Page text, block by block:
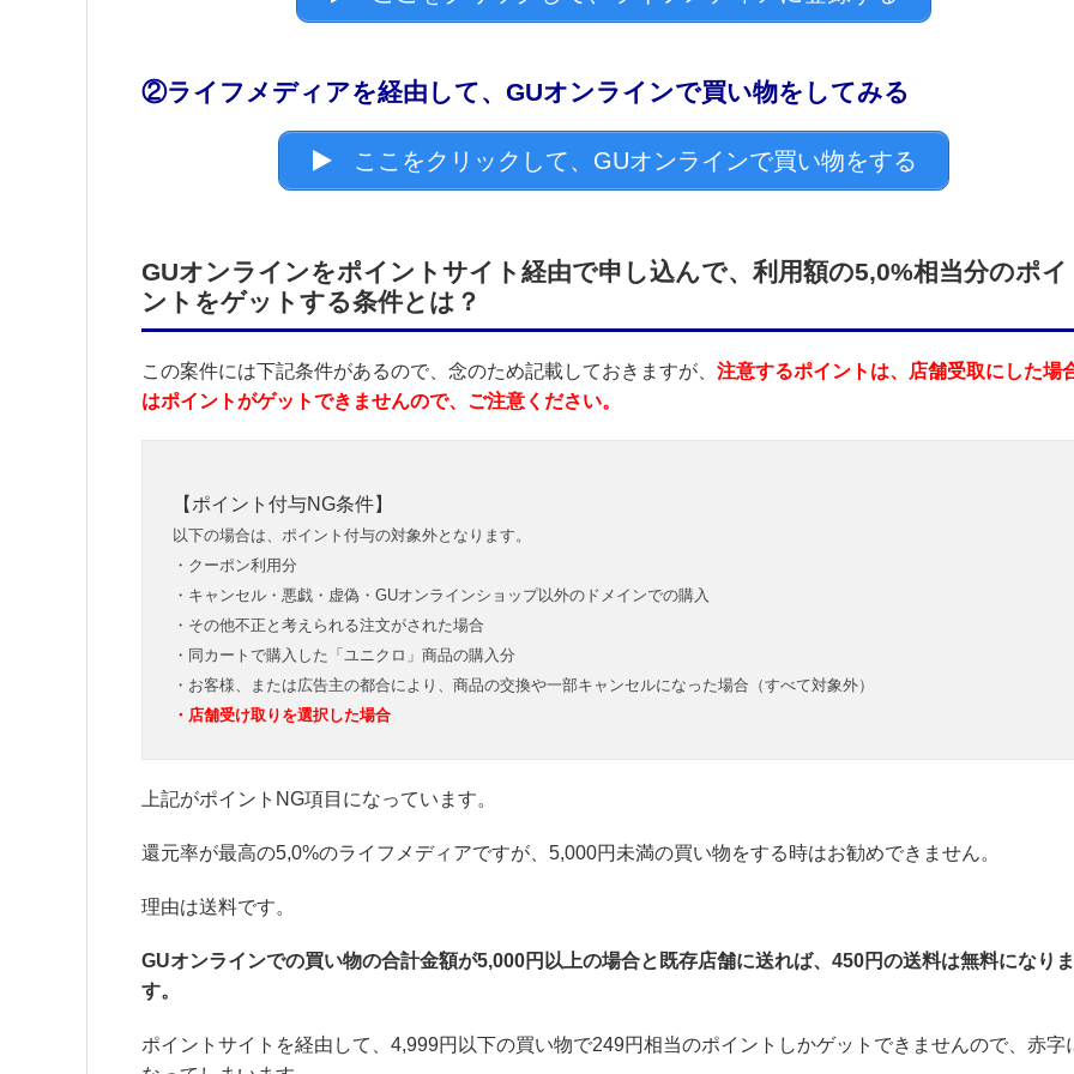
②ライフメディアを経由して、GUオンラインで買い物をしてみる
ここをクリックして、GUオンラインで買い物をする
GUオンラインをポイントサイト経由で申し込んで、利用額の5,0%相当分のポイ
ントをゲットする条件とは？
この案件には下記条件があるので、念のため記載しておきますが、 注意するポイントは、店舗受取にした場
はポイントがゲットできませんので、ご注意ください。
【ポイント付与NG条件】
以下の場合は、ポイント付与の対象外となります。
・クーポン利用分
・キャンセル・悪戯・虚偽・GUオンラインショップ以外のドメインでの購入
・その他不正と考えられる注文がされた場合
・同カートで購入した「ユニクロ」商品の購入分
・お客様、または広告主の都合により、商品の交換や一部キャンセルになった場合（すべて対象外）
・店舗受け取りを選択した場合
上記がポイントNG項目になっています。
還元率が最高の5,0%のライフメディアですが、5,000円未満の買い物をする時はお勧めできません。
理由は送料です。
GUオンラインでの買い物の合計金額が5,000円以上の場合と既存店舗に送れば、450円の送料は無料になりま
す。
ポイントサイトを経由して、4,999円以下の買い物で249円相当のポイントしかゲットできませんので、赤字